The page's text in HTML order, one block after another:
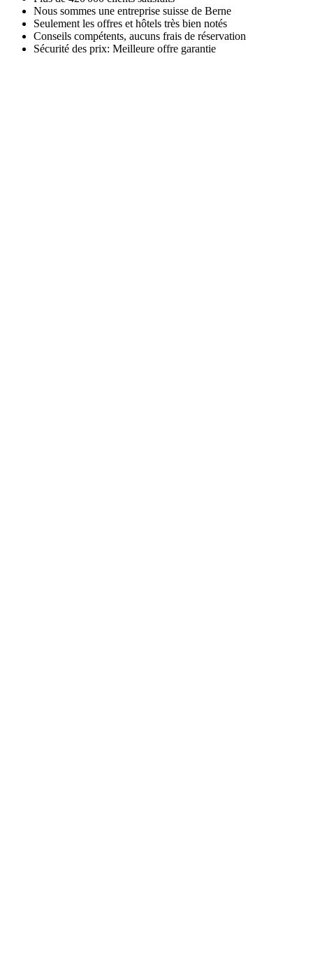
Nous sommes une entreprise suisse de Berne
Seulement les offres et hôtels très bien notés
Conseils compétents, aucuns frais de réservation
Sécurité des prix: Meilleure offre garantie